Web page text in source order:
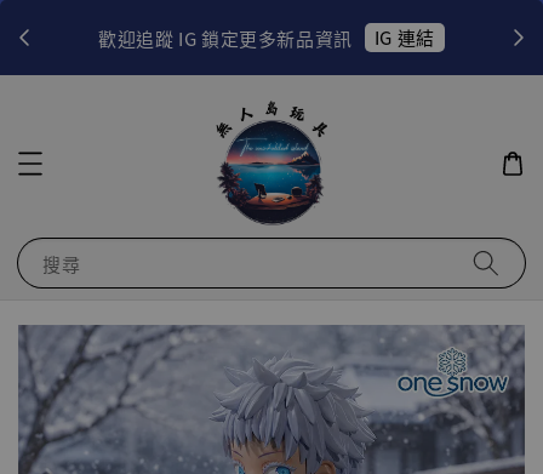
歡迎追蹤 IG 鎖定更多新品資訊 IG 連結
搜尋